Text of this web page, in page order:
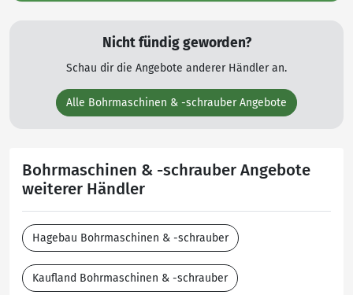
Nicht fündig geworden?
Schau dir die Angebote anderer Händler an.
Alle Bohrmaschinen & -schrauber Angebote
Bohrmaschinen & -schrauber Angebote
weiterer Händler
Hagebau Bohrmaschinen & -schrauber
Kaufland Bohrmaschinen & -schrauber